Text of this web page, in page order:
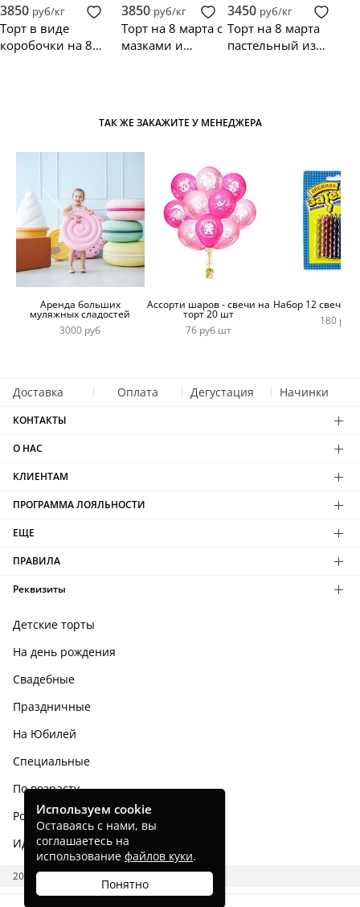
украшенный
цветами
3850 руб/кг
Торт в виде
коробочки на 8
3850 руб/кг
Торт на 8 марта с
мазками и
3450 руб/кг
Торт на 8 марта
пастельный из
ТАК ЖЕ ЗАКАЖИТЕ У МЕНЕДЖЕРА
Аренда больших
муляжных сладостей
3000 руб
Ассорти шаров - свечи на
торт 20 шт
76 руб шт
Набор 12 свечей
180 руб
Доставка Оплата Дегустация Начинки
КОНТАКТЫ
О НАС
КЛИЕНТАМ
ПРОГРАММА ЛОЯЛЬНОСТИ
ЕЩЕ
ПРАВИЛА
Реквизиты
Детские торты
На день рождения
Свадебные
Праздничные
На Юбилей
Специальные
По возрасту
Родным и близким
Идеи тортов
2026 CAKES.RU
Используем cookie
Оставаясь с нами, вы
соглашаетесь на
использование файлов куки.
Понятно